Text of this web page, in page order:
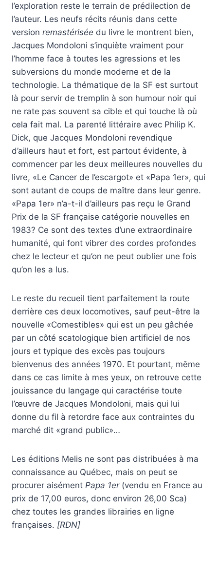
l’exploration reste le terrain de prédilection de
l’auteur. Les neufs récits réunis dans cette
version remastérisée du livre le montrent bien,
Jacques Mondoloni s’inquiète vraiment pour
l’homme face à toutes les agressions et les
subversions du monde moderne et de la
technologie. La thématique de la SF est surtout
là pour servir de tremplin à son humour noir qui
ne rate pas souvent sa cible et qui touche là où
cela fait mal. La parenté littéraire avec Philip K.
Dick, que Jacques Mondoloni revendique
d’ailleurs haut et fort, est partout évidente, à
commencer par les deux meilleures nouvelles du
livre, «Le Cancer de l’escargot» et «Papa 1er», qui
sont autant de coups de maître dans leur genre.
«Papa 1er» n’a-t-il d’ailleurs pas reçu le Grand
Prix de la SF française catégorie nouvelles en
1983? Ce sont des textes d’une extraordinaire
humanité, qui font vibrer des cordes profondes
chez le lecteur et qu’on ne peut oublier une fois
qu’on les a lus.
Le reste du recueil tient parfaitement la route
derrière ces deux locomotives, sauf peut-être la
nouvelle «Comestibles» qui est un peu gâchée
par un côté scatologique bien artificiel de nos
jours et typique des excès pas toujours
bienvenus des années 1970. Et pourtant, même
dans ce cas limite à mes yeux, on retrouve cette
jouissance du langage qui caractérise toute
l’œuvre de Jacques Mondoloni, mais qui lui
donne du fil à retordre face aux contraintes du
marché dit «grand public»…
Les éditions Melis ne sont pas distribuées à ma
connaissance au Québec, mais on peut se
procurer aisément Papa 1er(vendu en France au
prix de 17,00 euros, donc environ 26,00 $ca)
chez toutes les grandes librairies en ligne
françaises. [RDN]